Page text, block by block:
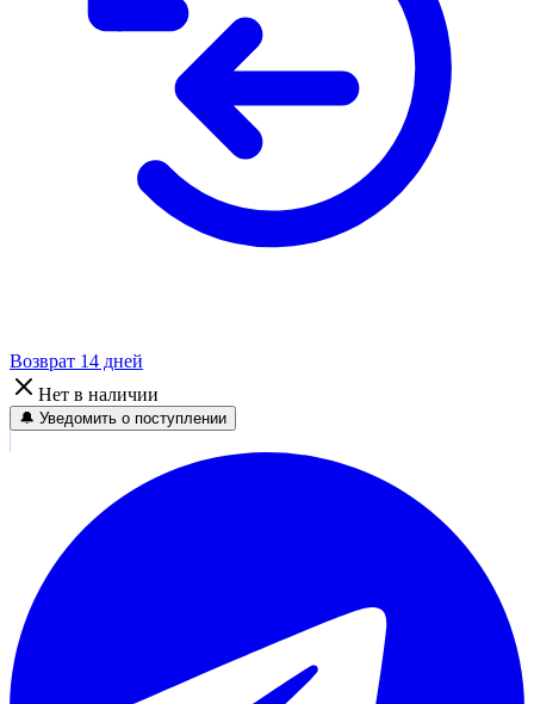
Возврат 14 дней
Нет в наличии
🔔 Уведомить о поступлении